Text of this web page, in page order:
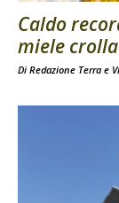
Caldo
miele
Di Redazione Terra e